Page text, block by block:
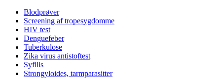
Blodprøver
Screening af tropesygdomme
HIV test
Denguefeber
Tuberkulose
Zika virus antistoftest
Syfilis
Strongyloides, tarmparasitter